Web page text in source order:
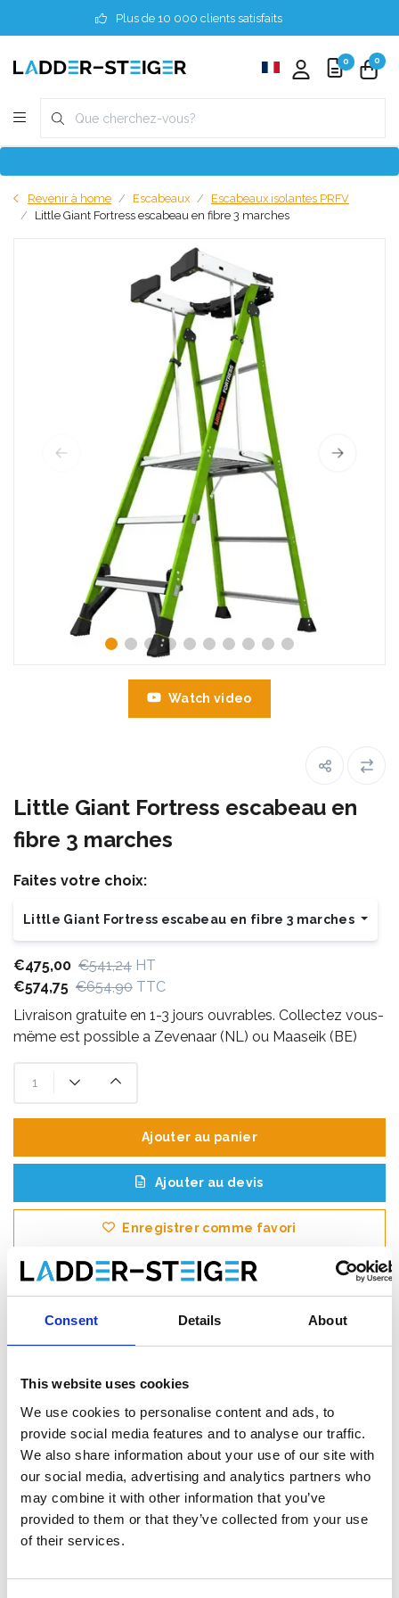
Consent Details About
This website uses cookies
We use cookies to personalise content and ads, to
provide social media features and to analyse our traffic.
We also share information about your use of our site with
our social media, advertising and analytics partners who
may combine it with other information that you’ve
provided to them or that they’ve collected from your use
of their services.
Plus de 10 000 clients satisfaits
0 0
Revenir à home Escabeaux
Escabeaux isolantes PRFV
Little Giant Fortress escabeau en fibre 3 marches
Watch video
Little Giant Fortress escabeau en
fibre 3 marches
Faites votre choix:
Little Giant Fortress escabeau en fibre 3 marches
€475,00 €541,24 HT
€574,75 €654,90 TTC
Livraison gratuite en 1-3 jours ouvrables. Collectez vous-
mëme est possible a Zevenaar (NL) ou Maaseik (BE)
Ajouter au panier
Ajouter au devis
Enregistrer comme favori
Description
Little GiantFortress escabeau 3 marches |
Escabeau professionnel en fibre de verre
avec plateforme de sécurité
escabeau à plateforme Little Giant Fortress 3 marches
est le choix idéal pour les professionnels qui exigent une
travaux. Cet escabeau de haute qualité en fibre de verre associe